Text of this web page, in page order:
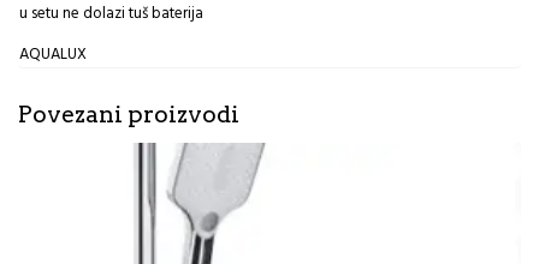
u setu ne dolazi tuš baterija
AQUALUX
Povezani proizvodi